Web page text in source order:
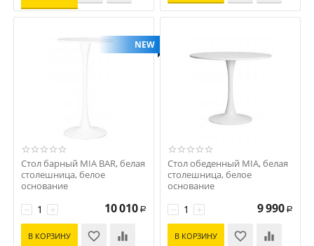
NEW
Стол барный MIA BAR, белая
столешница, белое
основание
+
− 10 010 Р
В КОРЗИНУ
Стол обеденный MIA, белая
столешница, белое
основание
+
− 9 990 Р
В КОРЗИНУ